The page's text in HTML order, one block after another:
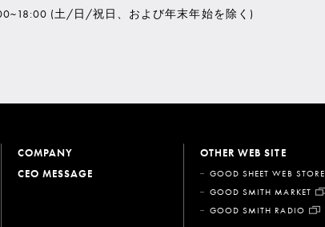
(土/日/祝日、および年末年始を除く)
COMPANY
CEO MESSAGE
OTHER WEB SITE
GOOD SHEET WEB STORE
GOOD SMITH MARKET
GOOD SMITH RADIO